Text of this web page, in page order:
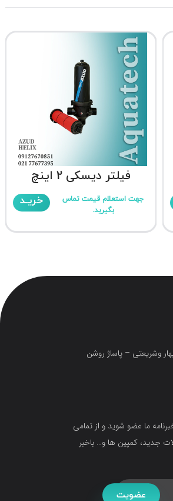
فیلتر دیسکی 2 اینچ
جهت استعلام قیمت تماس
بگیرید.
خریـد
وشریعتی – پاساژ روشن
ما عضو شوید و از تمامی
جدید، کمپین ها و… باخبر
عضویت